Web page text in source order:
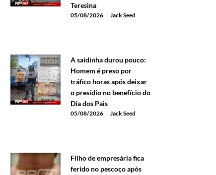
Teresina
05/08/2026 Jack Seed
A saidinha durou pouco:
Homem é preso por
tráfico horas após deixar
o presídio no benefício do
Dia dos Pais
05/08/2026 Jack Seed
Filho de empresária fica
ferido no pescoço após